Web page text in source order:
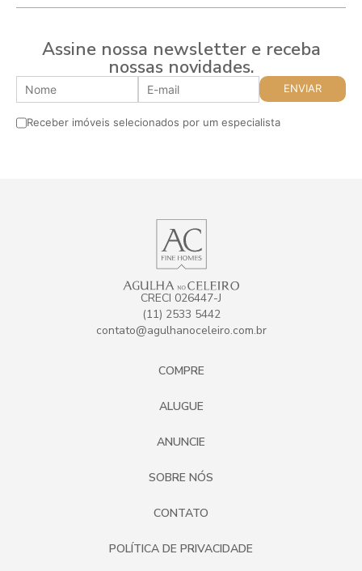
Assine nossa newsletter e receba
nossas novidades.
Receber imóveis selecionados por um especialista
CRECI 026447-J
(11) 2533 5442
contato@agulhanoceleiro.com.br
COMPRE
ALUGUE
ANUNCIE
SOBRE NÓS
CONTATO
POLÍTICA DE PRIVACIDADE